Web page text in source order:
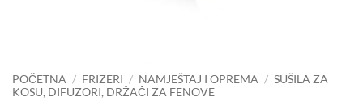
POČETNA / FRIZERI / NAMJEŠTAJ I OPREMA / SUŠILA ZA
KOSU, DIFUZORI, DRŽAČI ZA FENOVE